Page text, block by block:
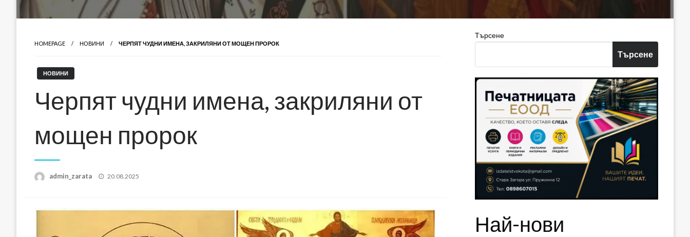
HOMEPAGE НОВИНИ ЧЕРПЯТ ЧУДНИ ИМЕНА, ЗАКРИЛЯНИ ОТ МОЩЕН ПРОРОК
НОВИНИ
Черпят чудни имена, закриляни от
мощен пророк
admin_zarata
Posted
20.08.2025
Търсене
Търсене
Най-нови